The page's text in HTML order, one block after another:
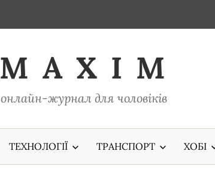
M A X I M
онлайн-журнал для чоловіків
ТЕХНОЛОГІЇ ТРАНСПОРТ ХОБІ